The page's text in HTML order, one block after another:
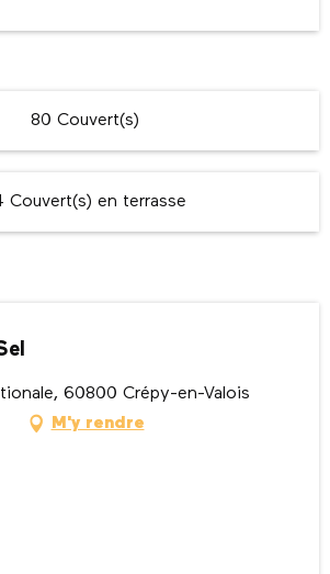
80 Couvert(s)
Couvert(s) en terrasse
60800 Crépy-en-Valois
M'y rendre